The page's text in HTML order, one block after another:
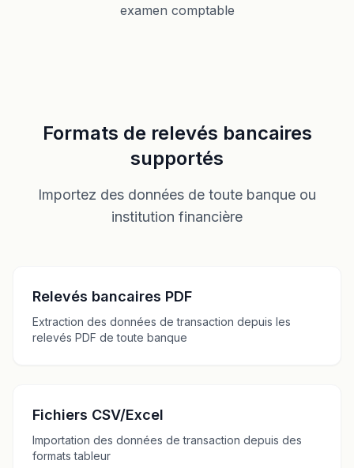
examen comptable
Formats de relevés bancaires
supportés
Importez des données de toute banque ou
institution financière
Relevés bancaires PDF
Extraction des données de transaction depuis les
relevés PDF de toute banque
Fichiers CSV/Excel
Importation des données de transaction depuis des
formats tableur